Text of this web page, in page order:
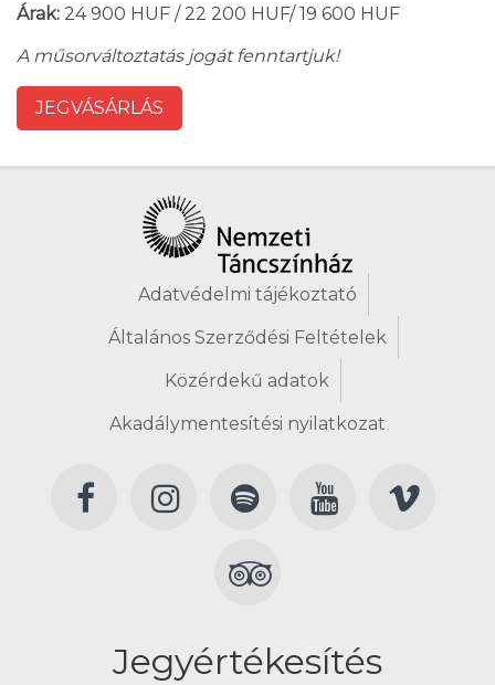
Árak: 24 900 HUF / 22 200 HUF/ 19 600 HUF
A műsorváltoztatás jogát fenntartjuk!
JEGVÁSÁRLÁS
Adatvédelmi tájékoztató
Általános Szerződési Feltételek
Közérdekű adatok
Akadálymentesítési nyilatkozat
Jegyértékesítés